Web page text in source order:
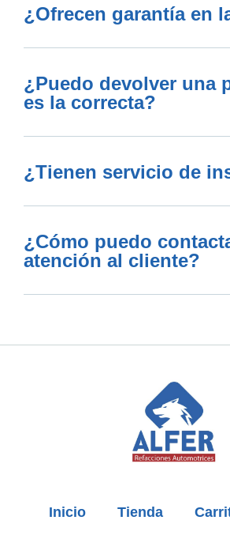
¿Ofrecen garantía en
¿Puedo devolver una
es la correcta?
¿Tienen servicio de
¿Cómo puedo
atención al cliente?
Inicio Tienda